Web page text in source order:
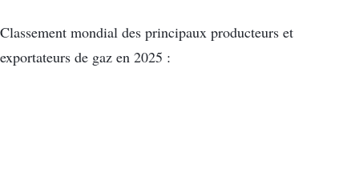
Classement mondial des principaux producteurs et
exportateurs de gaz en 2025 :